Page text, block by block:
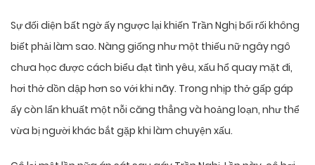
Sự đối diện bất ngờ ấy ngược lại khiến Trần Nghị bối rối không
biết phải làm sao. Nàng giống như một thiếu nữ ngây ngô
chưa học được cách biểu đạt tình yêu, xấu hổ quay mặt đi,
hơi thở dồn dập hơn so với khi nãy. Trong nhịp thở gấp gáp
ấy còn lẩn khuất một nỗi căng thẳng và hoảng loạn, như thể
vừa bị người khác bắt gặp khi làm chuyện xấu.